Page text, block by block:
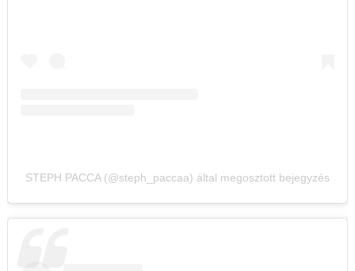
STEPH PACCA (@steph_paccaa) által megosztott bejegyzés